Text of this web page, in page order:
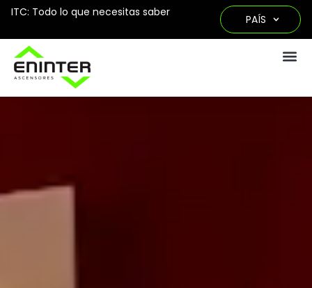
ITC: Todo lo que necesitas saber
PAÍS